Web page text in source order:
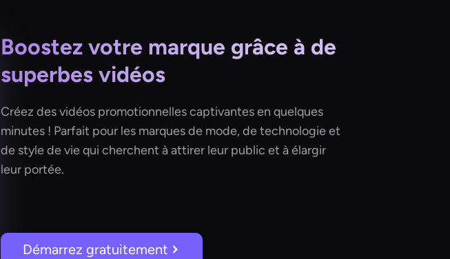
Boostez votre marque grâce à de
superbes vidéos
Créez des vidéos promotionnelles captivantes en quelques
minutes ! Parfait pour les marques de mode, de technologie et
de style de vie qui cherchent à attirer leur public et à élargir
leur portée.
Démarrez gratuitement